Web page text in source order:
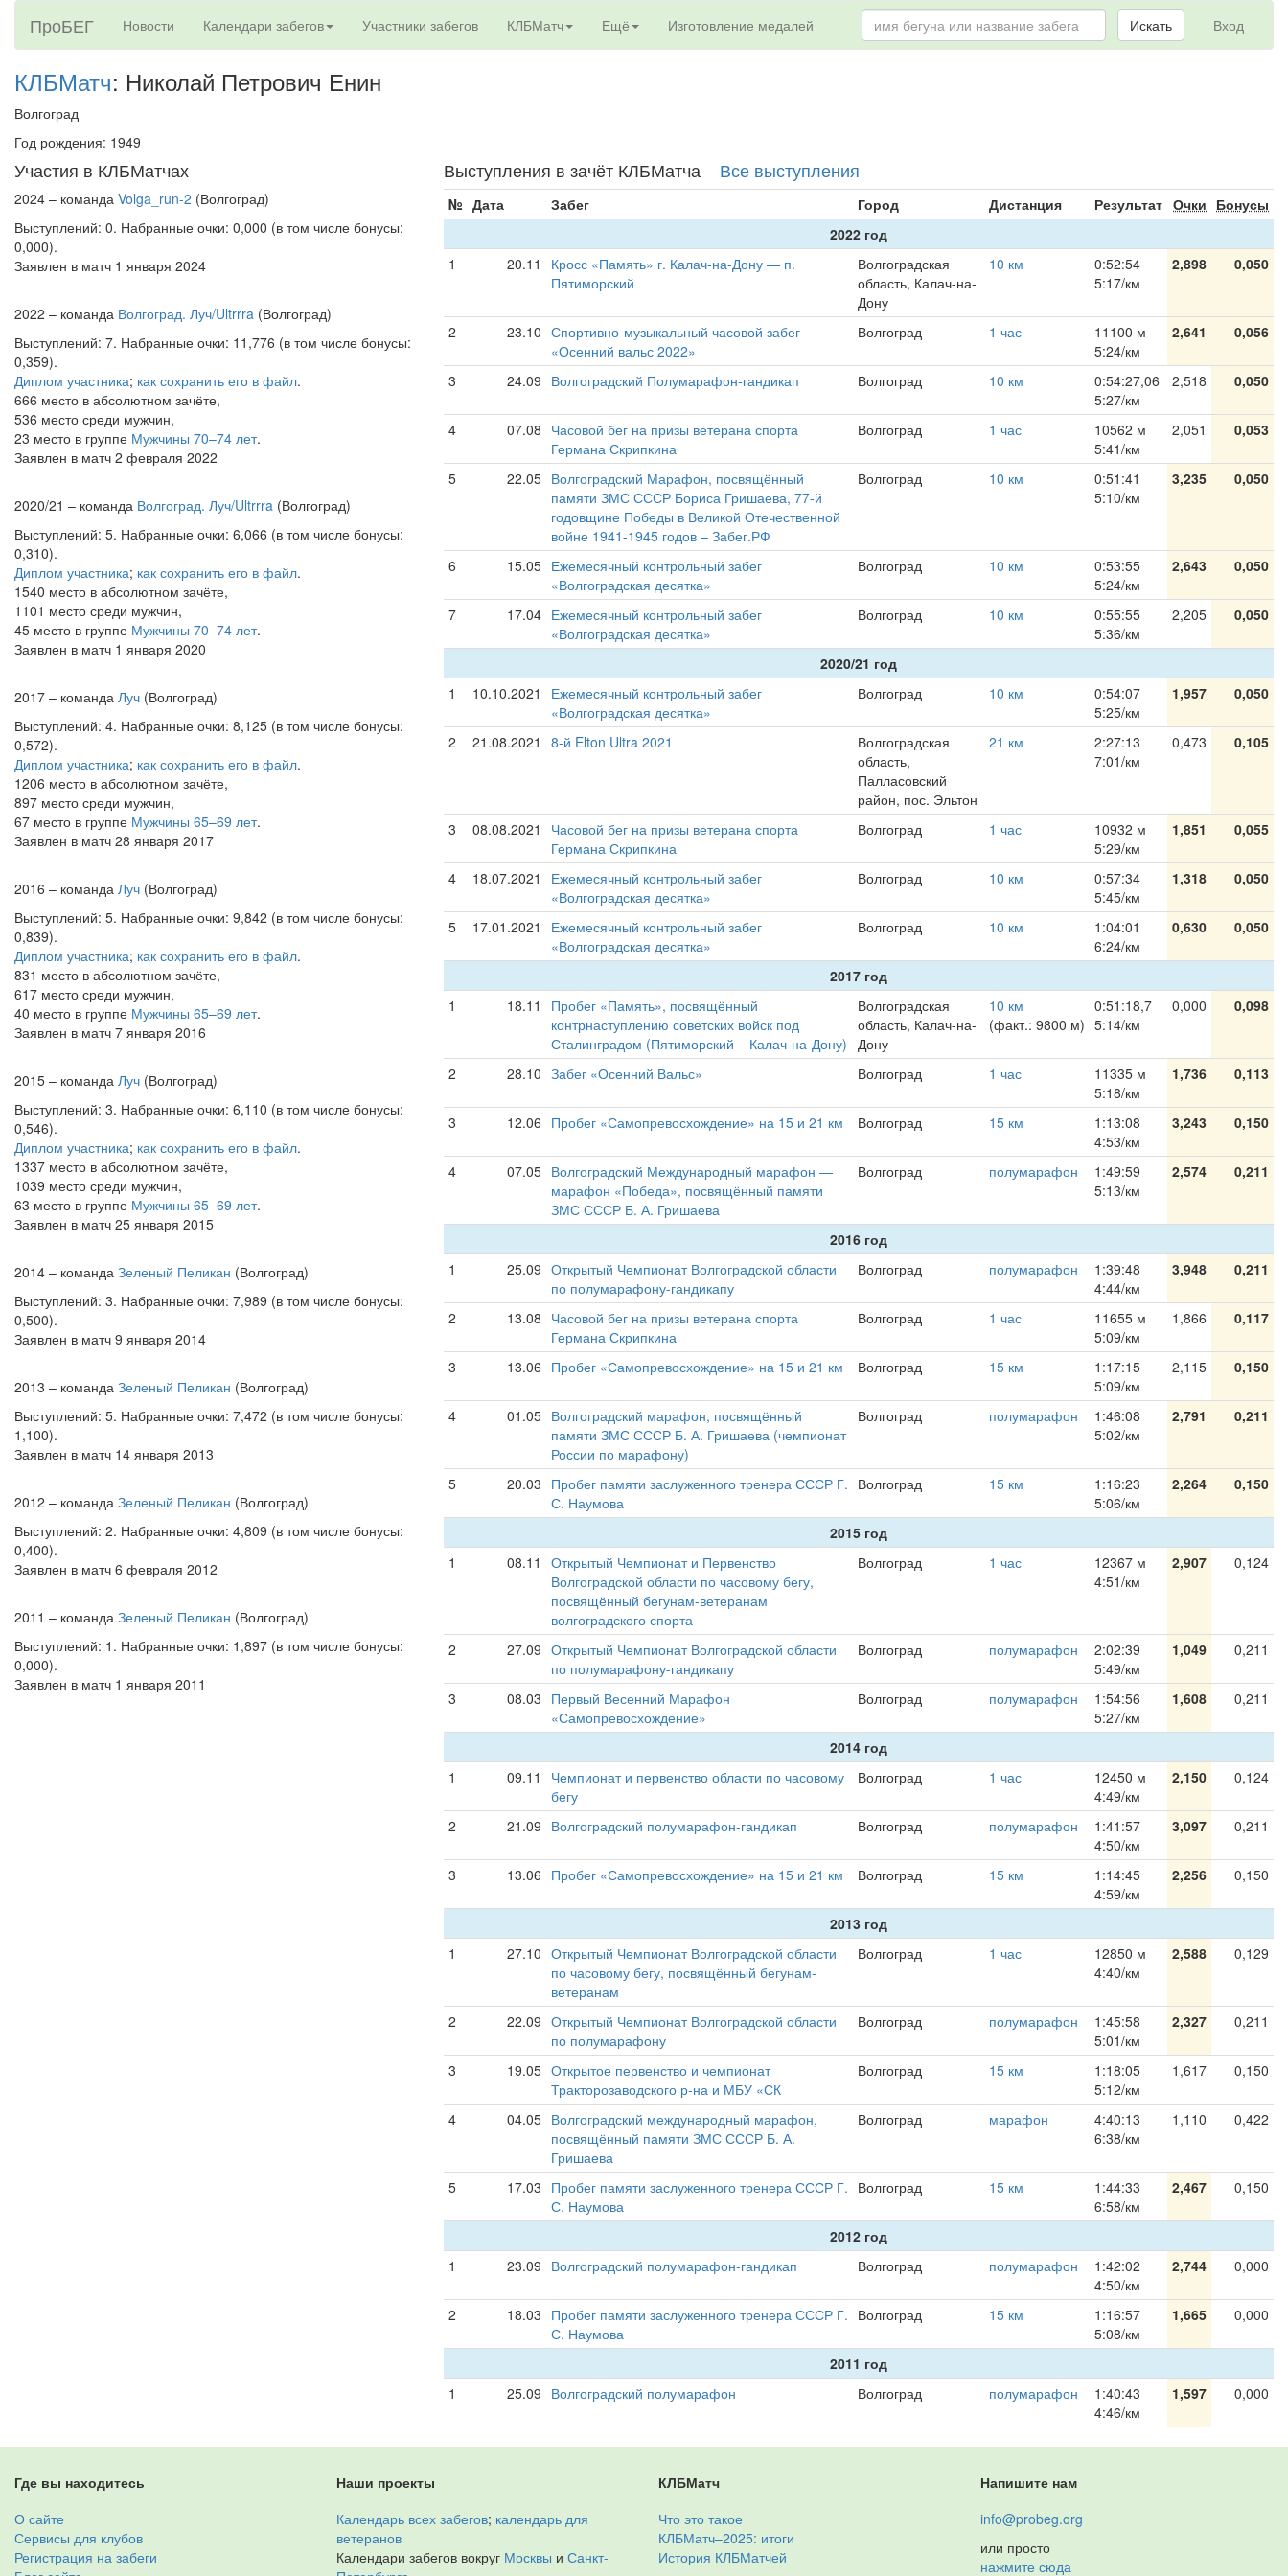
ПроБЕГ Новости Календари забегов Участники забегов КЛБМатч Ещё Изготовление медалей Вход
Искать
КЛБМатч: Николай Петрович Енин
Волгоград
Год рождения: 1949
Участия в КЛБМатчах
2024 – команда Volga_run-2 (Волгоград)
Выступлений: 0. Набранные очки: 0,000 (в том числе бонусы:
0,000).
Заявлен в матч 1 января 2024
2022 – команда Волгоград. Луч/Ultrrra (Волгоград)
Выступлений: 7. Набранные очки: 11,776 (в том числе бонусы:
0,359).
Диплом участника; как сохранить его в файл.
666 место в абсолютном зачёте,
536 место среди мужчин,
23 место в группе Мужчины 70–74 лет.
Заявлен в матч 2 февраля 2022
2020/21 – команда Волгоград. Луч/Ultrrra (Волгоград)
Выступлений: 5. Набранные очки: 6,066 (в том числе бонусы:
0,310).
Диплом участника; как сохранить его в файл.
1540 место в абсолютном зачёте,
1101 место среди мужчин,
45 место в группе Мужчины 70–74 лет.
Заявлен в матч 1 января 2020
2017 – команда Луч (Волгоград)
Выступлений: 4. Набранные очки: 8,125 (в том числе бонусы:
0,572).
Диплом участника; как сохранить его в файл.
1206 место в абсолютном зачёте,
897 место среди мужчин,
67 место в группе Мужчины 65–69 лет.
Заявлен в матч 28 января 2017
2016 – команда Луч (Волгоград)
Выступлений: 5. Набранные очки: 9,842 (в том числе бонусы:
0,839).
Диплом участника; как сохранить его в файл.
831 место в абсолютном зачёте,
617 место среди мужчин,
40 место в группе Мужчины 65–69 лет.
Заявлен в матч 7 января 2016
2015 – команда Луч (Волгоград)
Выступлений: 3. Набранные очки: 6,110 (в том числе бонусы:
0,546).
Диплом участника; как сохранить его в файл.
1337 место в абсолютном зачёте,
1039 место среди мужчин,
63 место в группе Мужчины 65–69 лет.
Заявлен в матч 25 января 2015
2014 – команда Зеленый Пеликан (Волгоград)
Выступлений: 3. Набранные очки: 7,989 (в том числе бонусы:
0,500).
Заявлен в матч 9 января 2014
2013 – команда Зеленый Пеликан (Волгоград)
Выступлений: 5. Набранные очки: 7,472 (в том числе бонусы:
1,100).
Заявлен в матч 14 января 2013
2012 – команда Зеленый Пеликан (Волгоград)
Выступлений: 2. Набранные очки: 4,809 (в том числе бонусы:
0,400).
Заявлен в матч 6 февраля 2012
2011 – команда Зеленый Пеликан (Волгоград)
Выступлений: 1. Набранные очки: 1,897 (в том числе бонусы:
0,000).
Заявлен в матч 1 января 2011
Выступления в зачёт КЛБМатча Все выступления
№ Дата Забег Город Дистанция Результат Очки Бонусы
2022 год
1
20.11
Кросс «Память» г. Калач-на-Дону — п.
Пятиморский
Волгоградская
область, Калач-на-
Дону
10 км
0:52:54
5:17/км
2,898 0,050
2 23.10 Спортивно-музыкальный часовой забег
«Осенний вальс 2022»
Волгоград 1 час
11100 м
5:24/км
2,641 0,056
3 24.09 Волгоградский Полумарафон-гандикап Волгоград 10 км
0:54:27,06
5:27/км
2,518 0,050
4 07.08 Часовой бег на призы ветерана спорта
Германа Скрипкина
Волгоград 1 час
10562 м
5:41/км
2,051 0,053
5 22.05 Волгоградский Марафон, посвящённый
памяти ЗМС СССР Бориса Гришаева, 77-й
годовщине Победы в Великой Отечественной
войне 1941-1945 годов – Забег.РФ
Волгоград 10 км
0:51:41
5:10/км
3,235 0,050
6 15.05 Ежемесячный контрольный забег
«Волгоградская десятка»
Волгоград 10 км
0:53:55
5:24/км
2,643 0,050
7 17.04 Ежемесячный контрольный забег
«Волгоградская десятка»
Волгоград 10 км
0:55:55
5:36/км
2,205 0,050
2020/21 год
1
10.10.2021
Ежемесячный контрольный забег
«Волгоградская десятка»
Волгоград 10 км
0:54:07
5:25/км
1,957 0,050
2 21.08.2021 8-й Elton Ultra 2021
Волгоградская
область,
Палласовский
район, пос. Эльтон
21 км
2:27:13
7:01/км
0,473 0,105
3 08.08.2021
Часовой бег на призы ветерана спорта
Германа Скрипкина
Волгоград 1 час
10932 м
5:29/км
1,851 0,055
4 18.07.2021
Ежемесячный контрольный забег
«Волгоградская десятка»
Волгоград 10 км
0:57:34
5:45/км
1,318 0,050
5 17.01.2021
Ежемесячный контрольный забег
«Волгоградская десятка»
Волгоград 10 км
1:04:01
6:24/км
0,630 0,050
2017 год
1
18.11
Пробег «Память», посвящённый
контрнаступлению советских войск под
Сталинградом (Пятиморский – Калач-на-Дону)
Волгоградская
область, Калач-на-
Дону
10 км
(факт.: 9800 м)
0:51:18,7
5:14/км
0,000 0,098
2 28.10 Забег «Осенний Вальс» Волгоград 1 час
11335 м
5:18/км
1,736 0,113
3 12.06 Пробег «Самопревосхождение» на 15 и 21 км Волгоград 15 км
1:13:08
4:53/км
3,243 0,150
4 07.05 Волгоградский Международный марафон —
марафон «Победа», посвящённый памяти
ЗМС СССР Б. А. Гришаева
Волгоград полумарафон
1:49:59
5:13/км
2,574 0,211
2016 год
1
25.09 Открытый Чемпионат Волгоградской области
по полумарафону-гандикапу
Волгоград полумарафон
1:39:48
4:44/км
3,948 0,211
2 13.08 Часовой бег на призы ветерана спорта
Германа Скрипкина
Волгоград 1 час
11655 м
5:09/км
1,866 0,117
3 13.06 Пробег «Самопревосхождение» на 15 и 21 км Волгоград 15 км
1:17:15
5:09/км
2,115 0,150
4 01.05 Волгоградский марафон, посвящённый
памяти ЗМС СССР Б. А. Гришаева (чемпионат
России по марафону)
Волгоград полумарафон
1:46:08
5:02/км
2,791 0,211
5 20.03 Пробег памяти заслуженного тренера СССР Г.
С. Наумова
Волгоград 15 км
1:16:23
5:06/км
2,264 0,150
2015 год
1
08.11
Открытый Чемпионат и Первенство
Волгоградской области по часовому бегу,
посвящённый бегунам-ветеранам
волгоградского спорта
Волгоград 1 час
12367 м
4:51/км
2,907 0,124
2 27.09 Открытый Чемпионат Волгоградской области
по полумарафону-гандикапу
Волгоград полумарафон
2:02:39
5:49/км
1,049 0,211
3 08.03 Первый Весенний Марафон
«Самопревосхождение»
Волгоград полумарафон
1:54:56
5:27/км
1,608 0,211
2014 год
1
09.11
Чемпионат и первенство области по часовому
бегу
Волгоград 1 час
12450 м
4:49/км
2,150 0,124
2 21.09 Волгоградский полумарафон-гандикап Волгоград полумарафон
1:41:57
4:50/км
3,097 0,211
3 13.06 Пробег «Самопревосхождение» на 15 и 21 км Волгоград 15 км
1:14:45
4:59/км
2,256 0,150
2013 год
1
27.10 Открытый Чемпионат Волгоградской области
по часовому бегу, посвящённый бегунам-
ветеранам
Волгоград 1 час
12850 м
4:40/км
2,588 0,129
2 22.09 Открытый Чемпионат Волгоградской области
по полумарафону
Волгоград полумарафон
1:45:58
5:01/км
2,327 0,211
3 19.05 Открытое первенство и чемпионат
Тракторозаводского р-на и МБУ «СК
Волгоград 15 км
1:18:05
5:12/км
1,617 0,150
4 04.05 Волгоградский международный марафон,
посвящённый памяти ЗМС СССР Б. А.
Гришаева
Волгоград марафон
4:40:13
6:38/км
1,110 0,422
5 17.03 Пробег памяти заслуженного тренера СССР Г.
С. Наумова
Волгоград 15 км
1:44:33
6:58/км
2,467 0,150
2012 год
1
23.09 Волгоградский полумарафон-гандикап Волгоград полумарафон
1:42:02
4:50/км
2,744 0,000
2 18.03 Пробег памяти заслуженного тренера СССР Г.
С. Наумова
Волгоград 15 км
1:16:57
5:08/км
1,665 0,000
2011 год
1
25.09 Волгоградский полумарафон Волгоград полумарафон
1:40:43
4:46/км
1,597 0,000
Где вы находитесь
О сайте
Сервисы для клубов
Регистрация на забеги
Наши проекты
Календарь всех забегов; календарь для
ветеранов
Календари забегов вокруг Москвы и Санкт-
КЛБМатч
Что это такое
КЛБМатч–2025: итоги
История КЛБМатчей
Напишите нам
info@probeg.org
или просто
нажмите сюда